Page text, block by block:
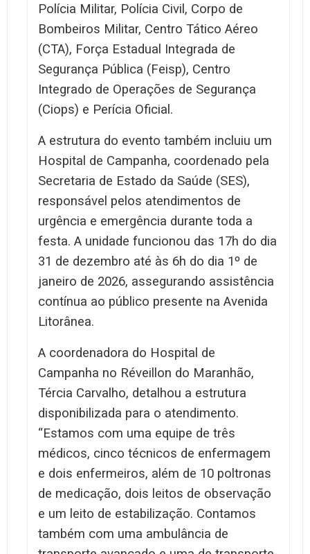
Polícia Militar, Polícia Civil, Corpo de
Bombeiros Militar, Centro Tático Aéreo
(CTA), Força Estadual Integrada de
Segurança Pública (Feisp), Centro
Integrado de Operações de Segurança
(Ciops) e Perícia Oficial.
A estrutura do evento também incluiu um
Hospital de Campanha, coordenado pela
Secretaria de Estado da Saúde (SES),
responsável pelos atendimentos de
urgência e emergência durante toda a
festa. A unidade funcionou das 17h do dia
31 de dezembro até às 6h do dia 1º de
janeiro de 2026, assegurando assistência
contínua ao público presente na Avenida
Litorânea.
A coordenadora do Hospital de
Campanha no Réveillon do Maranhão,
Tércia Carvalho, detalhou a estrutura
disponibilizada para o atendimento.
“Estamos com uma equipe de três
médicos, cinco técnicos de enfermagem
e dois enfermeiros, além de 10 poltronas
de medicação, dois leitos de observação
e um leito de estabilização. Contamos
também com uma ambulância de